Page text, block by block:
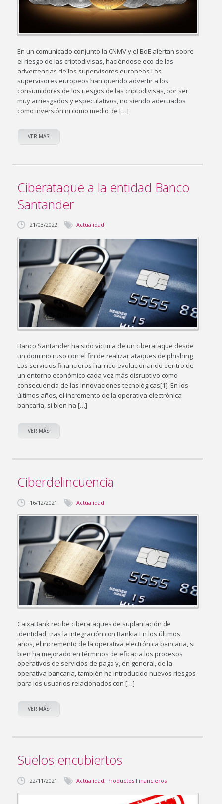
En un comunicado conjunto la CNMV y el BdE alertan sobre
el riesgo de las criptodivisas, haciéndose eco de las
advertencias de los supervisores europeos Los
supervisores europeos han querido advertir a los
consumidores de los riesgos de las criptodivisas, por ser
muy arriesgados y especulativos, no siendo adecuados
como inversión ni como medio de […]
VER MÁS
Ciberataque a la entidad Banco
Santander
21/03/2022 Actualidad
Banco Santander ha sido víctima de un ciberataque desde
un dominio ruso con el fin de realizar ataques de phishing
Los servicios financieros han ido evolucionando dentro de
un entorno económico cada vez más disruptivo como
consecuencia de las innovaciones tecnológicas[1]. En los
últimos años, el incremento de la operativa electrónica
bancaria, si bien ha […]
VER MÁS
Ciberdelincuencia
16/12/2021 Actualidad
CaixaBank recibe ciberataques de suplantación de
identidad, tras la integración con Bankia En los últimos
años, el incremento de la operativa electrónica bancaria, si
bien ha mejorado en términos de eficacia los procesos
operativos de servicios de pago y, en general, de la
operativa bancaria, también ha introducido nuevos riesgos
para los usuarios relacionados con […]
VER MÁS
Suelos encubiertos
22/11/2021 Actualidad, Productos Financieros